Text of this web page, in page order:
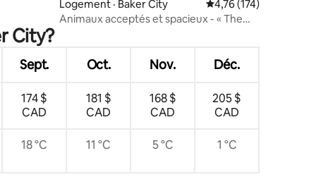
Logement · Baker City Note moyenne de
4,76 (174)
Animaux acceptés et spacieux - « The
City?
Sept. Oct. Nov. Déc.
174 $
CAD
181 $
CAD
168 $
CAD
205 $
CAD
18 °C 11 °C 5 °C 1 °C